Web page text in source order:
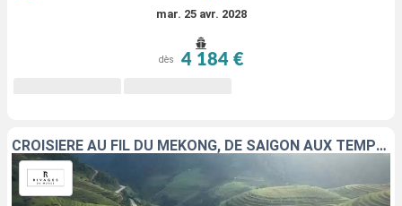
mar. 25 avr. 2028
dès 4 184 €
CROISIÈRE AU FIL DU MÉKONG, DE SAIGON AUX TEMPLES D’ANGKOR